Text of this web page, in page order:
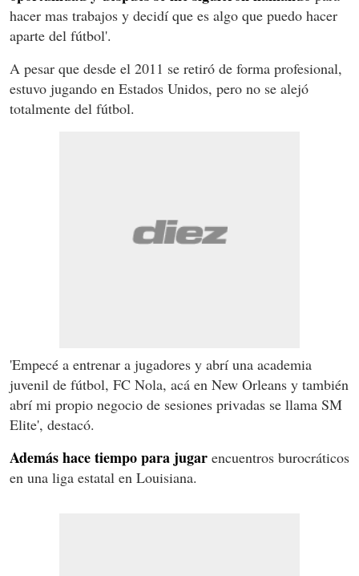
hacer mas trabajos y decidí que es algo que puedo hacer
aparte del fútbol'.
A pesar que desde el 2011 se retiró de forma profesional,
estuvo jugando en Estados Unidos, pero no se alejó
totalmente del fútbol.
'Empecé a entrenar a jugadores y abrí una academia
juvenil de fútbol, FC Nola, acá en New Orleans y también
abrí mi propio negocio de sesiones privadas se llama SM
Elite', destacó.
Además hace tiempo para jugar encuentros burocráticos
en una liga estatal en Louisiana.